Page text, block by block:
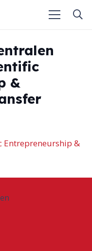
&
Entrepreneurship &